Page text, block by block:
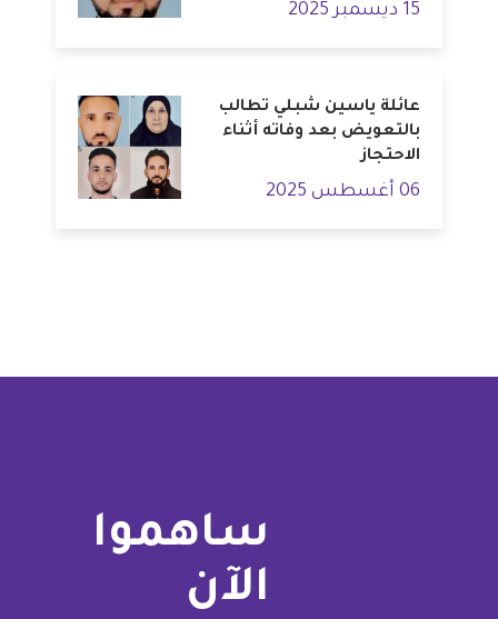
15 ديسمبر 2025
عائلة ياسين شبلي تطالب
بالتعويض بعد وفاته أثناء
الاحتجاز
06 أغسطس 2025
ساهموا
الآن